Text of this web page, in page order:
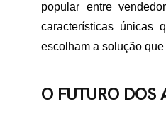
popular entre
características únicas
escolham a solução
O FUTURO DOS